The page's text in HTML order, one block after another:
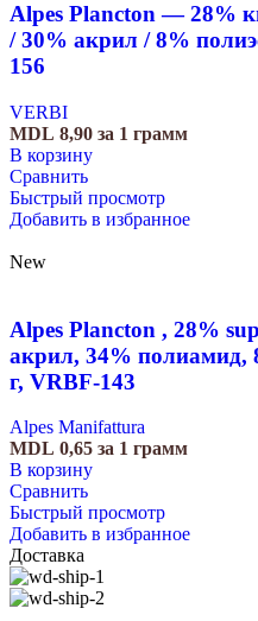
Alpes Plancton — 28%
/ 30% акрил / 8%
156
VERBI
MDL 8,90 за 1 грамм
В корзину
Сравнить
Быстрый просмотр
Добавить в избранное
New
Alpes Plancton , 28%
акрил, 34% полиамид,
г, VRBF-143
Alpes Manifattura
MDL 0,65 за 1 грамм
В корзину
Сравнить
Быстрый просмотр
Добавить в избранное
Доставка